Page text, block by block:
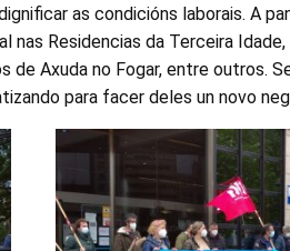
as condicións laborais. A
nas Residencias da Terceira
de Axuda no Fogar, entre outros.
para facer deles un novo